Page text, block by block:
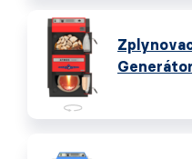
Generátor